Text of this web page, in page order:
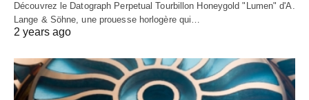
Découvrez le Datograph Perpetual Tourbillon Honeygold "Lumen" d'A.
Lange & Söhne, une prouesse horlogère qui…
2 years ago